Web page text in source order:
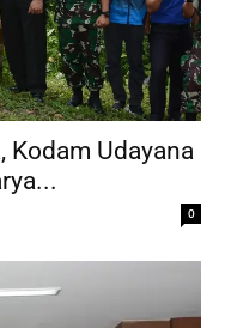
Kodam Udayana
0